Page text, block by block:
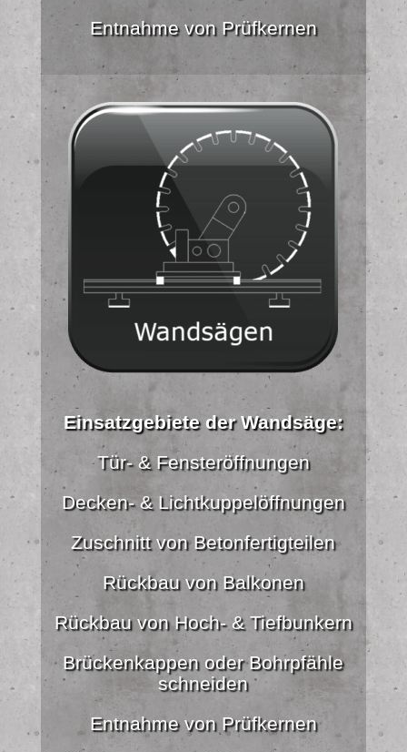
Entnahme von Prüfkernen
Einsatzgebiete der Wandsäge:
Tür- & Fensteröffnungen
Decken- & Lichtkuppelöffnungen
Zuschnitt von Betonfertigteilen
Rückbau von Balkonen
Rückbau von Hoch- & Tiefbunkern
Brückenkappen oder Bohrpfähle
schneiden
Entnahme von Prüfkernen